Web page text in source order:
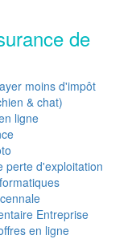
de
moins d'impôt
& chat)
ligne
perte d'exploitation
Entreprise
en ligne